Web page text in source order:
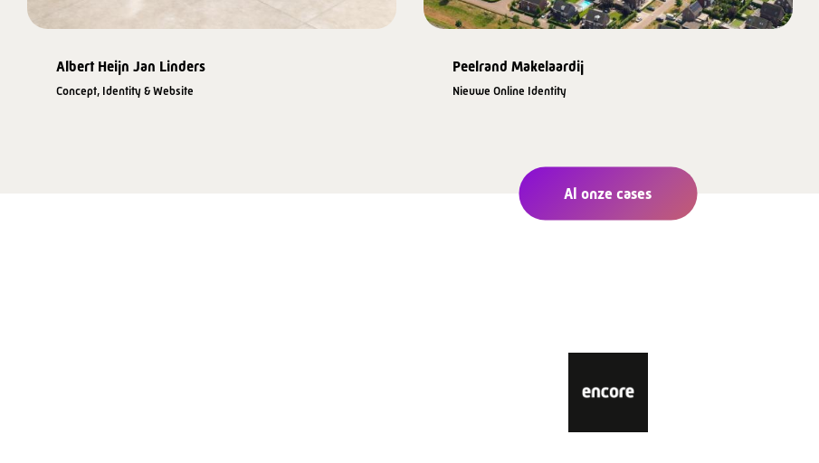
Albert Heijn Jan Linders
Concept, Identity & Website
Peelrand Makelaardij
Nieuwe Online Identity
Al onze cases